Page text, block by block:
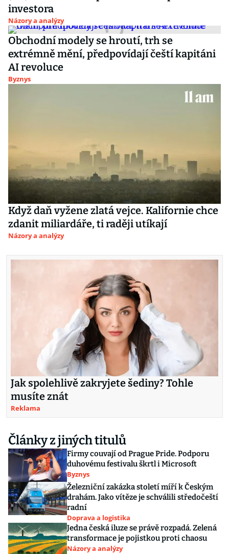
investora
Názory a analýzy
Obchodní modely se hroutí, trh se
extrémně mění, předpovídají čeští kapitáni
AI revoluce
Byznys
Když daň vyžene zlatá vejce. Kalifornie chce
zdanit miliardáře, ti raději utíkají
Názory a analýzy
Jak spolehlivě zakryjete šediny? Tohle
musíte znát
Reklama
Články z jiných titulů
Firmy couvají od Prague Pride. Podporu
duhovému festivalu škrtl i Microsoft
Byznys
Železniční zakázka století míří k Českým
drahám. Jako vítěze je schválili středočeští
radní
Doprava a logistika
Jedna česká iluze se právě rozpadá. Zelená
transformace je pojistkou proti chaosu
Názory a analýzy